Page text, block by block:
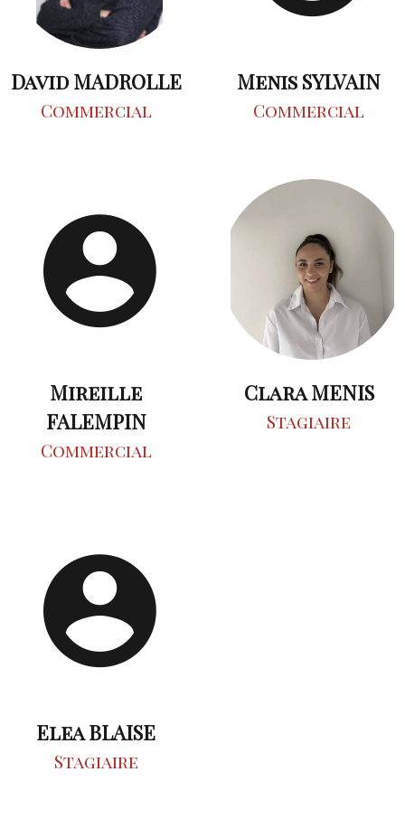
David MADROLLE
Commercial
Menis SYLVAIN
Commercial
Mireille
FALEMPIN
Commercial
Clara MENIS
Stagiaire
Elea BLAISE
Stagiaire